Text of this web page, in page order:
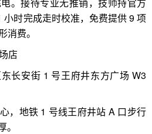
时完成走时校准，免费提供 9 项
消费。
店
长安街 1 号王府井东方广场 W3
，地铁 1 号线王府井站 A 口步行